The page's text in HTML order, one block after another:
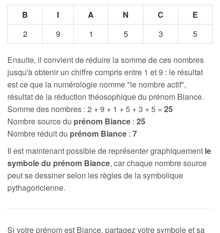
B
I A N C
E
2
9 1 5 3 5
Ensuite, il convient de réduire la somme de ces nombres
jusqu'à obtenir un chiffre compris entre 1 et 9 : le résultat
est ce que la numérologie nomme "le nombre actif",
résultat de la réduction théosophique du prénom Biance.
Somme des nombres : 2 + 9 + 1 + 5 + 3 + 5 =25
Nombre source du prénom Biance : 25
Nombre réduit du prénom Biance : 7
Il est maintenant possible de représenter graphiquement le
symbole du prénom Biance, car chaque nombre source
peut se dessiner selon les règles de la symbolique
pythagoricienne.
Si votre prénom est Biance, partagez votre symbole et sa